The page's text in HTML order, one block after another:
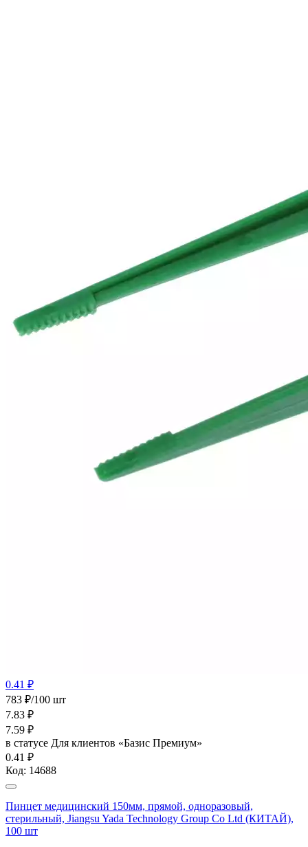
0.41 ₽
783 ₽/100 шт
7.83 ₽
7.59 ₽
в статусе Для клиентов «Базис Премиум»
0.41 ₽
Код: 14688
Пинцет медицинский 150мм, прямой, одноразовый,
стерильный, Jiangsu Yada Technology Group Co Ltd (КИТАЙ),
100 шт